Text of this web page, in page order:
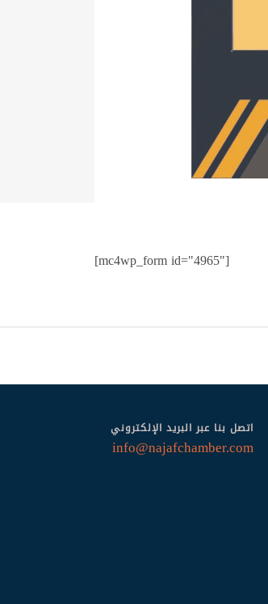
[mc4wp_form id="4965"]
اتصل بنا عبر البريد الإلكتروني
info@najafchamber.com